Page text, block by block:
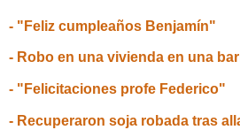
- "Feliz cumpleaños Benjamín"
- Robo en una vivienda en una
- "Felicitaciones profe Federico"
- Recuperaron soja robada tras